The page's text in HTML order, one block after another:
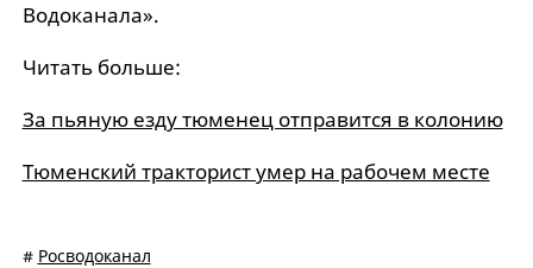
Водоканала».
Читать больше:
За пьяную езду тюменец отправится в колонию
Тюменский тракторист умер на рабочем месте
# Росводоканал